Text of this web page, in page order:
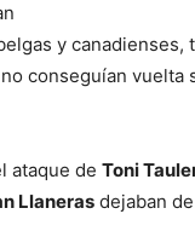
y canadienses,
conseguían vuelta
ataque de Toni
Llaneras dejaban